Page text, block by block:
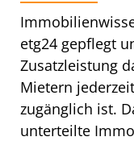
etg24 gepflegt
Zusatzleistung
Mietern
zugänglich ist.
unterteilte